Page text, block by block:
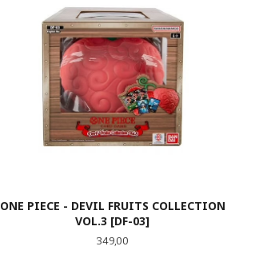
ONE PIECE - DEVIL FRUITS COLLECTION
VOL.3 [DF-03]
Pris
349,00